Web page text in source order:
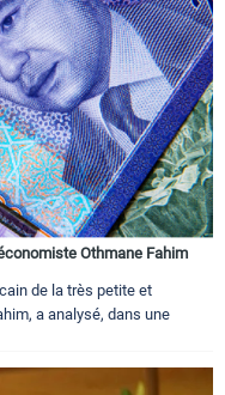
Othmane Fahim
de la très petite et
a analysé, dans une